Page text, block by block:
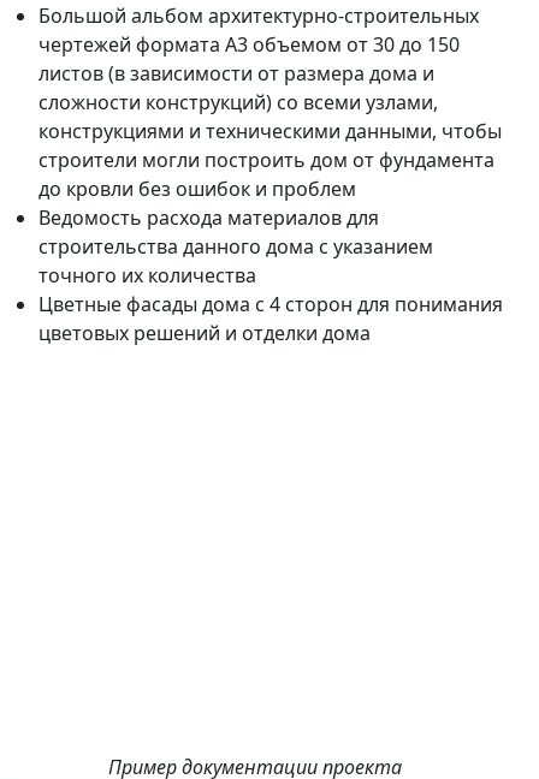
Большой альбом архитектурно-строительных
чертежей формата А3 объемом от 30 до 150
листов (в зависимости от размера дома и
сложности конструкций) со всеми узлами,
конструкциями и техническими данными, чтобы
строители могли построить дом от фундамента
до кровли без ошибок и проблем
Ведомость расхода материалов для
строительства данного дома с указанием
точного их количества
Цветные фасады дома с 4 сторон для понимания
цветовых решений и отделки дома
Пример документации проекта